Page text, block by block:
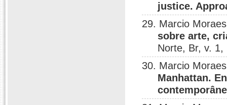
justice.
29. Marcio
sobre arte,
Norte, Br, v. 1,
30. Marcio
Manhattan.